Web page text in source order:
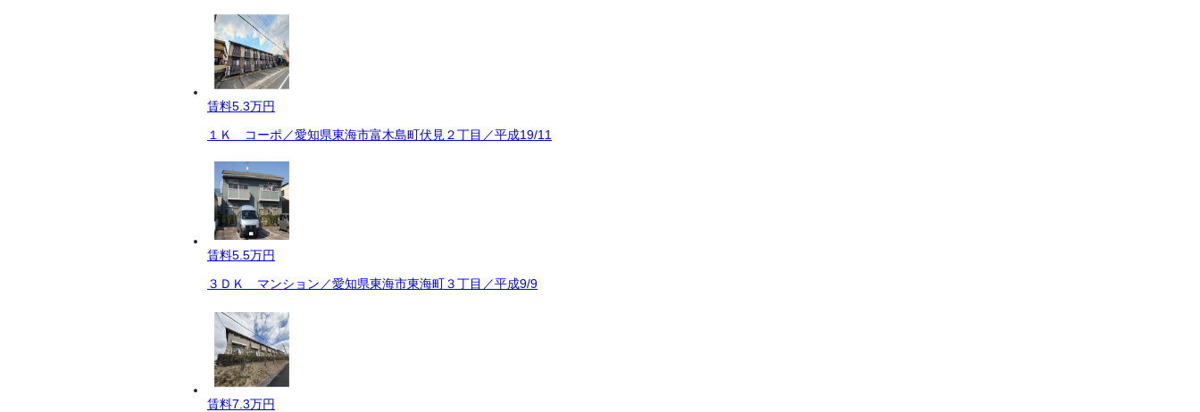
賃料5.3万円
１Ｋ コーポ／愛知県東海市富木島町伏見２丁目／平成19/11
賃料5.5万円
３ＤＫ マンション／愛知県東海市東海町３丁目／平成9/9
賃料7.3万円